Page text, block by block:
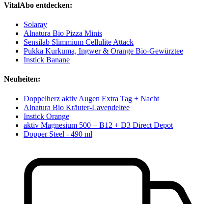
VitalAbo entdecken:
Solaray
Alnatura Bio Pizza Minis
Sensilab Slimmium Cellulite Attack
Pukka Kurkuma, Ingwer & Orange Bio-Gewürztee
Instick Banane
Neuheiten:
Doppelherz aktiv Augen Extra Tag + Nacht
Alnatura Bio Kräuter-Lavendeltee
Instick Orange
aktiv Magnesium 500 + B12 + D3 Direct Depot
Dopper Steel - 490 ml